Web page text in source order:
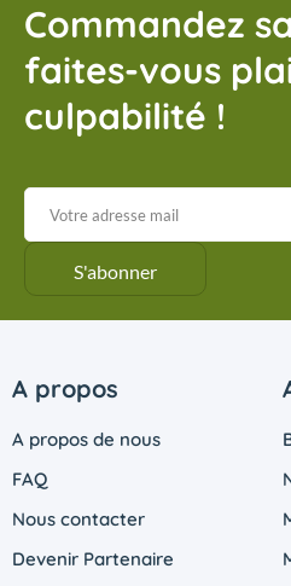
Commandez
faites-vous
culpabilité !
A propos
A propos de nous
FAQ
Nous contacter
Devenir Partenaire